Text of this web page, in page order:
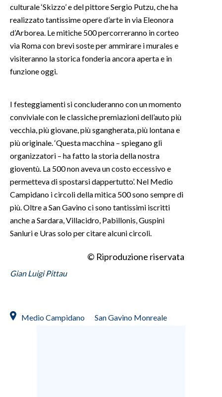
3 MINUTI CON
INSULARITÀ
NECROLOGI
PUBBLICITÀ
SPIAGGE
STORE
culturale ‘Skizzo’ e del pittore Sergio Putzu, che ha
realizzato tantissime opere d’arte in via Eleonora
d’Arborea. Le mitiche 500 percorreranno in corteo
via Roma con brevi soste per ammirare i murales e
visiteranno la storica fonderia ancora aperta e in
funzione oggi.
I festeggiamenti si concluderanno con un momento
conviviale con le classiche premiazioni dell’auto più
vecchia, più giovane, più sgangherata, più lontana e
più originale. ‘Questa macchina – spiegano gli
organizzatori – ha fatto la storia della nostra
gioventù. La 500 non aveva un costo eccessivo e
permetteva di spostarsi dappertutto’. Nel Medio
Campidano i circoli della mitica 500 sono sempre di
più. Oltre a San Gavino ci sono tantissimi iscritti
anche a Sardara, Villacidro, Pabillonis, Guspini
Sanluri e Uras solo per citare alcuni circoli.
© Riproduzione riservata
Gian Luigi Pittau
Medio Campidano San Gavino Monreale